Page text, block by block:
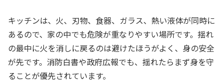
キッチンは、火、刃物、食器、ガラス、熱い液体が同時に
あるので、家の中でも危険が重なりやすい場所です。揺れ
の最中に火を消しに戻るのは避けたほうがよく、身の安全
が先です。消防白書や政府広報でも、揺れたらまず身を守
ることが優先されています。